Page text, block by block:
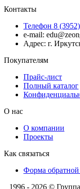
Контакты
Телефон 8
e-mail:
Адрес: г.
Покупателям
Прайс-лист
Полный каталог
О нас
О компании
Проекты
Как связаться
Форма обратной
1996 - 2026 ©